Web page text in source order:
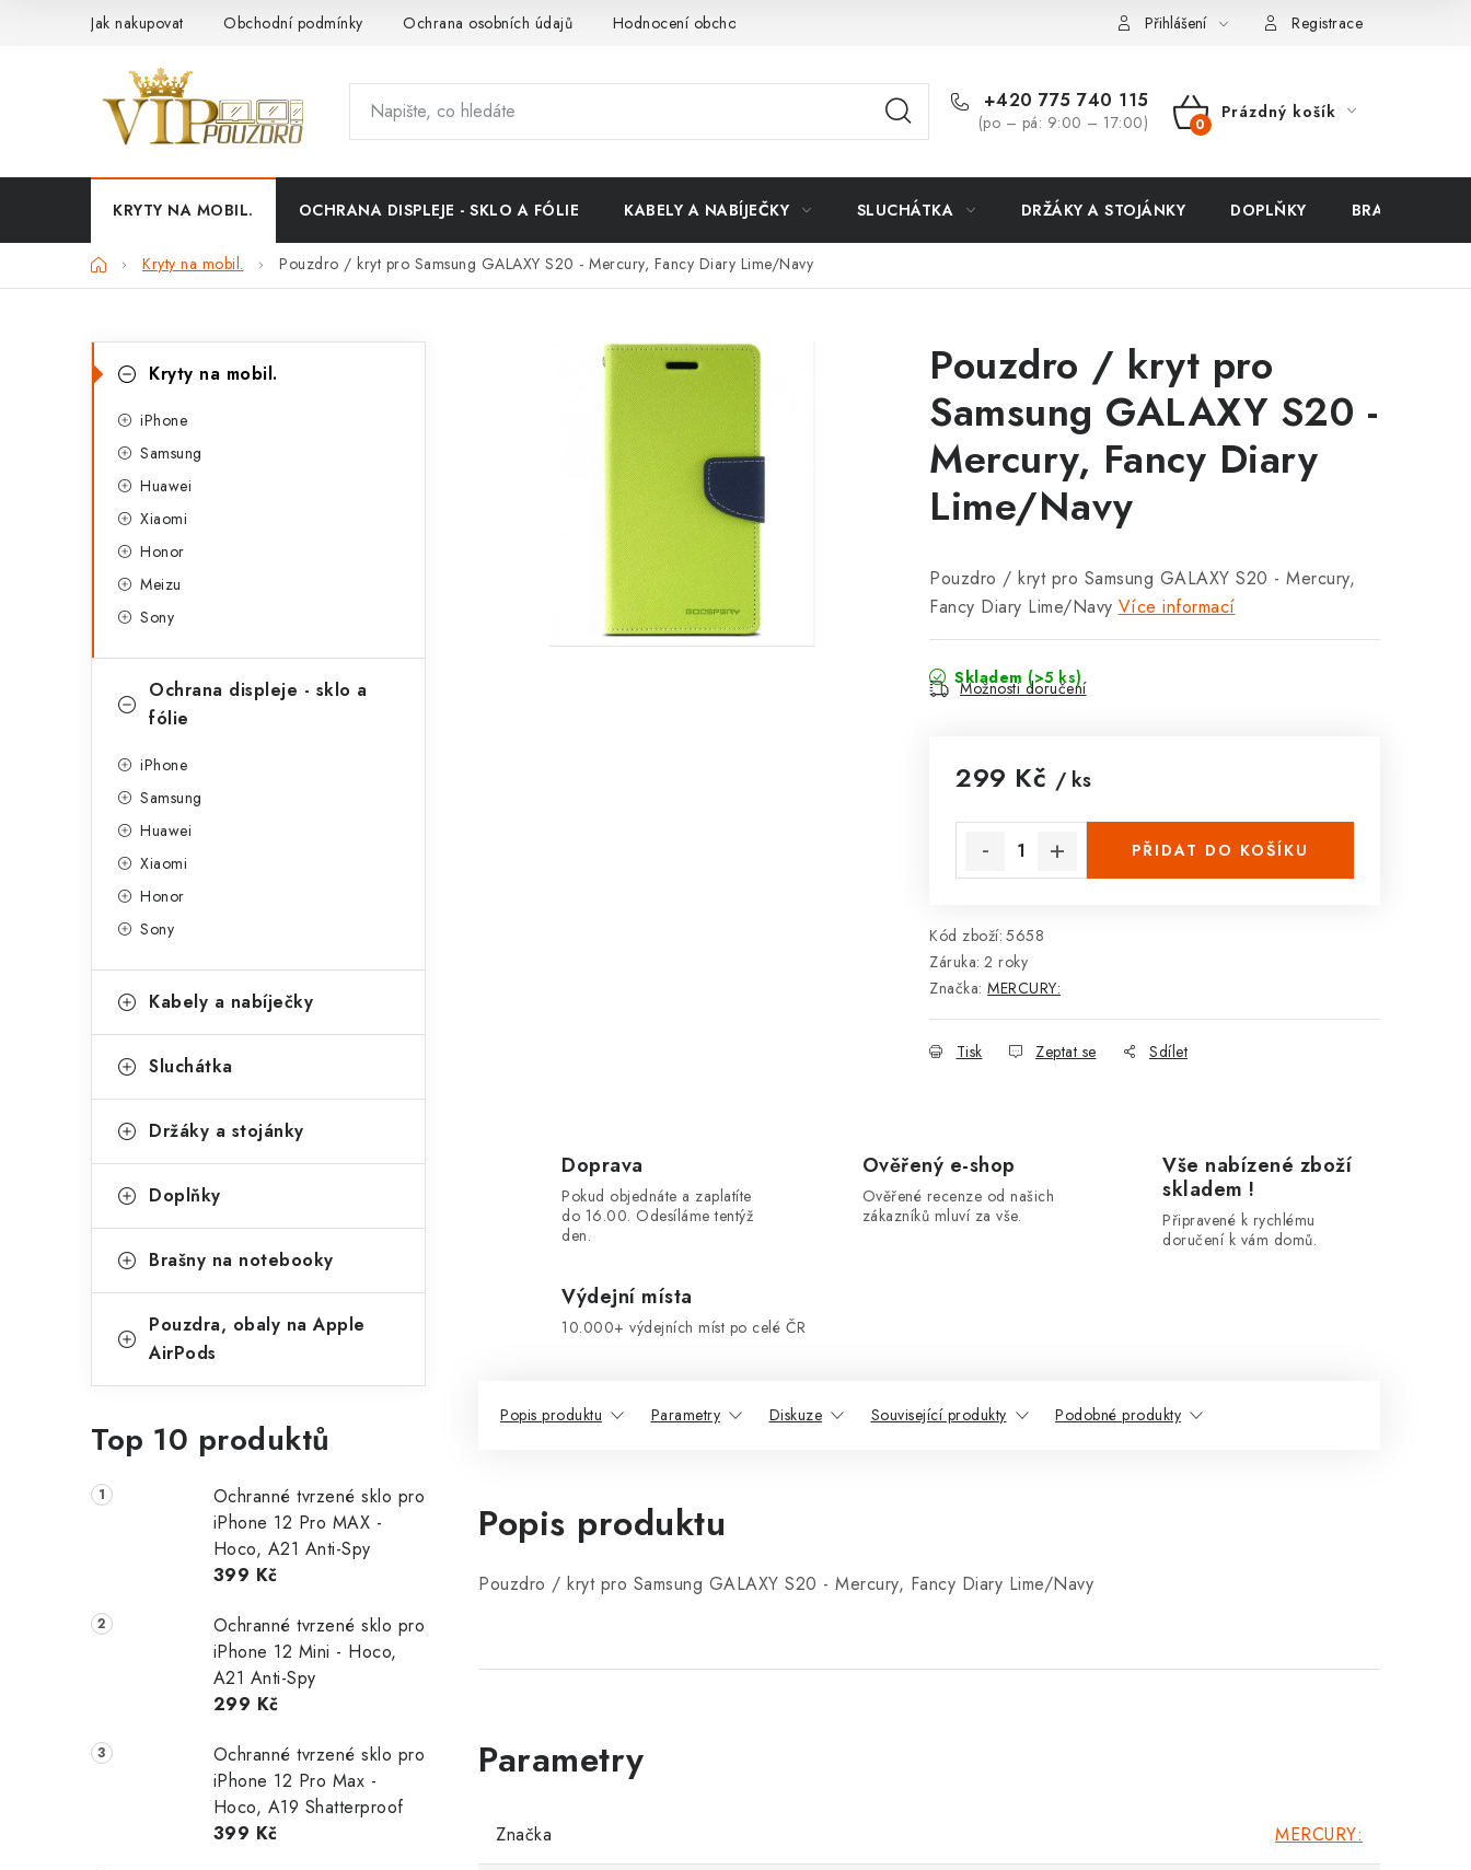
Jak nakupovat Obchodní podmínky Ochrana osobních údajů Hodnocení obchodu Vrácení zboží a reklamace Přihlášení Registrace
+420 775 740 115
(po – pá: 9:00 – 17:00)
NÁKUPNÍ
Prázdný košík
KRYTY NA MOBIL. OCHRANA DISPLEJE - SKLO A FÓLIE KABELY A NABÍJEČKY SLUCHÁTKA DRŽÁKY A STOJÁNKY DOPLŇKY BRAŠNY NA
DomůKryty na mobil. Pouzdro / kryt pro Samsung GALAXY S20 - Mercury, Fancy Diary Lime/Navy
P
n
kategorie
K
a
e
Kryty na mobil.
iPhone
Samsung
Huawei
Xiaomi
Honor
Meizu
Sony
Ochrana displeje - sklo a
fólie
iPhone
Samsung
Huawei
Xiaomi
Honor
Sony
Kabely a nabíječky
Sluchátka
Držáky a stojánky
Doplňky
Brašny na notebooky
Pouzdra, obaly na Apple
AirPods
Top 10 produktů
Ochranné tvrzené sklo pro
iPhone 12 Pro MAX -
Hoco, A21 Anti-Spy
399 Kč
Ochranné tvrzené sklo pro
iPhone 12 Mini - Hoco,
A21 Anti-Spy
299 Kč
Ochranné tvrzené sklo pro
iPhone 12 Pro Max -
Hoco, A19 Shatterproof
399 Kč
Pouzdro / kryt pro
Samsung GALAXY S20 -
Mercury, Fancy Diary
Lime/Navy
Pouzdro / kryt pro Samsung GALAXY S20 - Mercury,
Fancy Diary Lime/Navy Více informací
Skladem (>5 ks)
Možnosti doručení
299 Kč / ks
PŘIDAT DO KOŠÍKU
Kód zboží: 5658
Záruka: 2 roky
Značka: MERCURY:
Tisk Zeptat se Sdílet
Doprava
Pokud objednáte a zaplatíte
do 16.00. Odesíláme tentýž
den.
Ověřený e-shop
Ověřené recenze od našich
zákazníků mluví za vše.
Vše nabízené zboží
skladem !
Připravené k rychlému
doručení k vám domů.
Výdejní místa
10.000+ výdejních míst po celé ČR
Popis produktu Parametry Diskuze Související produkty Podobné produkty
Popis produktu
Pouzdro / kryt pro Samsung GALAXY S20 - Mercury, Fancy Diary Lime/Navy
Značka MERCURY: